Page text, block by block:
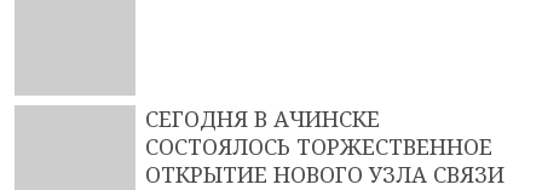
СЕГОДНЯ В АЧИНСКЕ
СОСТОЯЛОСЬ ТОРЖЕСТВЕННОЕ
ОТКРЫТИЕ НОВОГО УЗЛА СВЯЗИ